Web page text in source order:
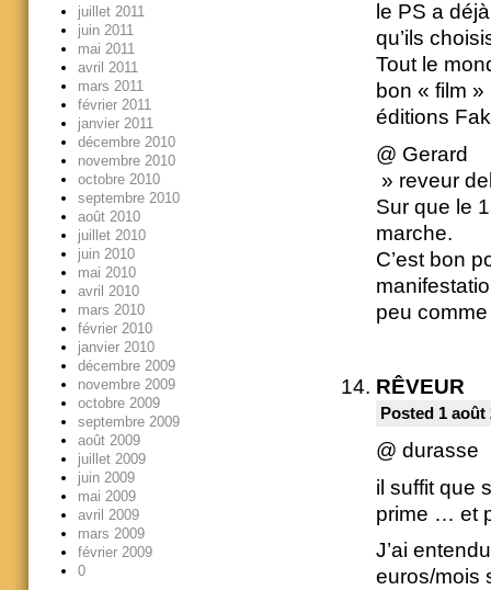
le PS a
qu’ils
Tout le
bon « film
éditions
@ Gerard
» reveur
Sur que le
marche.
C’est bon
peu
RÊVEUR
Posted 1
@ durasse
il suffit que
prime … et
J’ai
euros/mois
juillet 2011
juin 2011
mai 2011
avril 2011
mars 2011
février 2011
janvier 2011
décembre 2010
novembre 2010
octobre 2010
septembre 2010
août 2010
juillet 2010
juin 2010
mai 2010
avril 2010
mars 2010
février 2010
janvier 2010
décembre 2009
novembre 2009
octobre 2009
septembre 2009
août 2009
juillet 2009
juin 2009
mai 2009
avril 2009
mars 2009
février 2009
0